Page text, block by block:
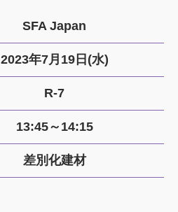
SFA Japan
2023年7月19日(水)
R-7
13:45～14:15
差別化建材